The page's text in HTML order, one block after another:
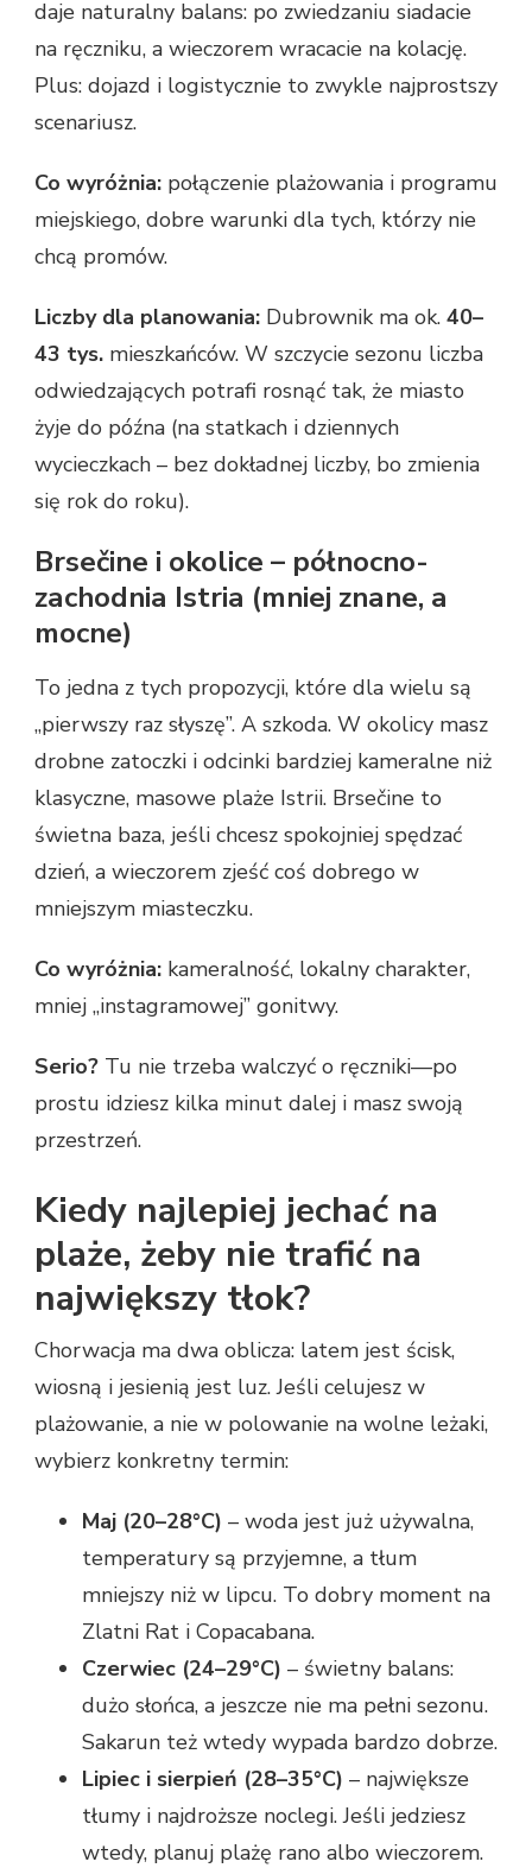
daje naturalny balans: po zwiedzaniu siadacie
na ręczniku, a wieczorem wracacie na kolację.
Plus: dojazd i logistycznie to zwykle najprostszy
scenariusz.
Co wyróżnia: połączenie plażowania i programu
miejskiego, dobre warunki dla tych, którzy nie
chcą promów.
Liczby dla planowania: Dubrownik ma ok. 40–
43 tys. mieszkańców. W szczycie sezonu liczba
odwiedzających potrafi rosnąć tak, że miasto
żyje do późna (na statkach i dziennych
wycieczkach – bez dokładnej liczby, bo zmienia
się rok do roku).
Brsečine i okolice – północno-
zachodnia Istria (mniej znane, a
mocne)
To jedna z tych propozycji, które dla wielu są
„pierwszy raz słyszę”. A szkoda. W okolicy masz
drobne zatoczki i odcinki bardziej kameralne niż
klasyczne, masowe plaże Istrii. Brsečine to
świetna baza, jeśli chcesz spokojniej spędzać
dzień, a wieczorem zjeść coś dobrego w
mniejszym miasteczku.
Co wyróżnia: kameralność, lokalny charakter,
mniej „instagramowej” gonitwy.
Serio? Tu nie trzeba walczyć o ręczniki—po
prostu idziesz kilka minut dalej i masz swoją
przestrzeń.
Kiedy najlepiej jechać na
plaże, żeby nie trafić na
największy tłok?
Chorwacja ma dwa oblicza: latem jest ścisk,
wiosną i jesienią jest luz. Jeśli celujesz w
plażowanie, a nie w polowanie na wolne leżaki,
wybierz konkretny termin:
Maj (20–28°C) – woda jest już używalna,
temperatury są przyjemne, a tłum
mniejszy niż w lipcu. To dobry moment na
Zlatni Rat i Copacabana.
Czerwiec (24–29°C) – świetny balans:
dużo słońca, a jeszcze nie ma pełni sezonu.
Sakarun też wtedy wypada bardzo dobrze.
Lipiec i sierpień (28–35°C) – największe
tłumy i najdroższe noclegi. Jeśli jedziesz
wtedy, planuj plażę rano albo wieczorem.